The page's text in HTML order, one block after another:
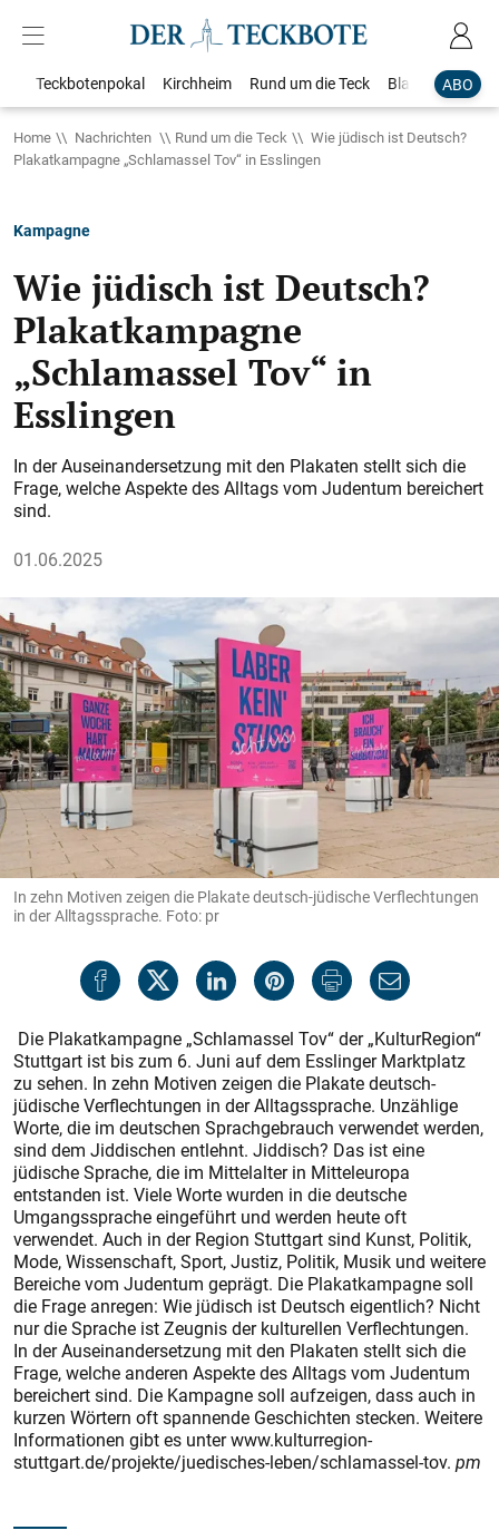
ABO
Teckbotenpokal Kirchheim Rund um die Teck Blaulicht
Home Nachrichten Rund um die Teck
Wie jüdisch ist Deutsch?
Plakatkampagne „Schlamassel Tov“ in Esslingen
Kampagne
Wie jüdisch ist Deutsch?
Plakatkampagne
„Schlamassel Tov“ in
Esslingen
In der Auseinandersetzung mit den Plakaten stellt sich die
Frage, welche Aspekte des Alltags vom Judentum bereichert
sind.
01.06.2025
In zehn Motiven zeigen die Plakate deutsch-jüdische Verflechtungen
in der Alltagssprache. Foto: pr
Die Plakatkampagne „Schlamassel Tov“ der „KulturRegion“
Stuttgart ist bis zum 6. Juni auf dem Esslinger Marktplatz
zu sehen. In zehn Motiven zeigen die Plakate deutsch-
jüdische Verflechtungen in der Alltagssprache. Unzählige
Worte, die im deutschen Sprachgebrauch verwendet werden,
sind dem Jiddischen entlehnt. Jiddisch? Das ist eine
jüdische Sprache, die im Mittelalter in Mitteleuropa
entstanden ist. Viele Worte wurden in die deutsche
Umgangssprache eingeführt und werden heute oft
verwendet. Auch in der Region Stuttgart sind Kunst, Politik,
Mode, Wissenschaft, Sport, Justiz, Politik, Musik und weitere
Bereiche vom Judentum geprägt. Die Plakatkampagne soll
die Frage anregen: Wie jüdisch ist Deutsch eigentlich? Nicht
nur die Sprache ist Zeugnis der kulturellen Verflechtungen.
In der Auseinandersetzung mit den Plakaten stellt sich die
Frage, welche anderen Aspekte des Alltags vom Judentum
bereichert sind. Die Kampagne soll aufzeigen, dass auch in
kurzen Wörtern oft spannende Geschichten stecken. Weitere
Informationen gibt es unter www.kulturregion-
stuttgart.de/projekte/juedisches-leben/schlamassel-tov. pm